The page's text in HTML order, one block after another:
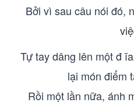
Bởi vì sau câu nói đó,
Tự tay dâng lên một đ
lại món điểm
Rồi một lần nữa, ánh